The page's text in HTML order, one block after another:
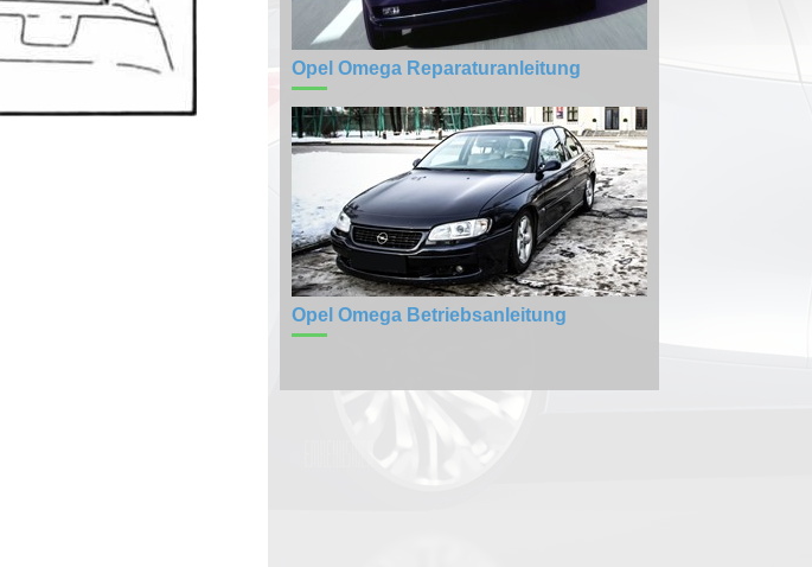
Opel Omega Reparaturanleitung
Opel Omega Betriebsanleitung